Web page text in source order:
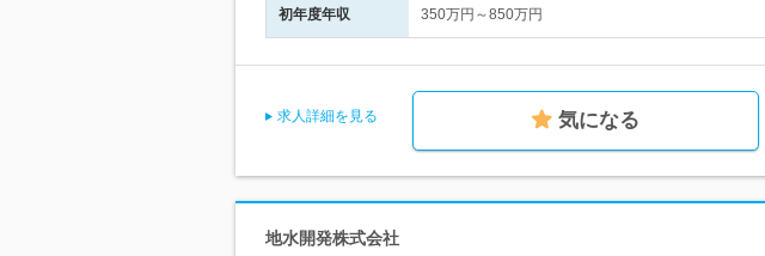
初年度年収 350万円～850万円
求人詳細を見る 気になる
地水開発株式会社